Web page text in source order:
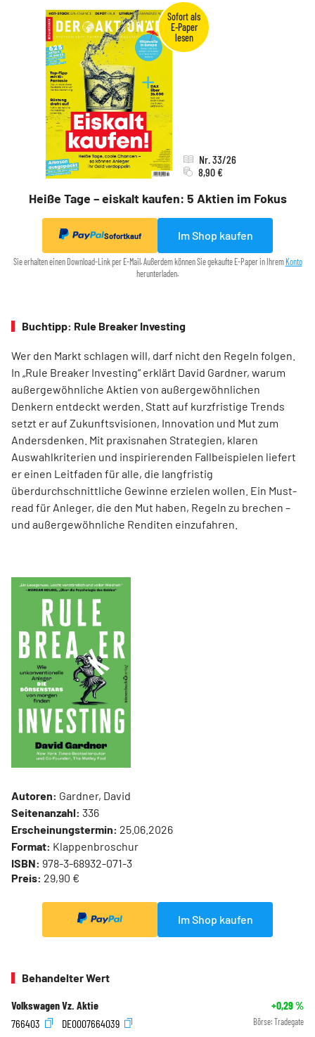
Heiße Tage – eiskalt kaufen: 5 Aktien im Fokus
Nr. 33/26
8,90 €
Sofortkauf Im Shop kaufen
Sie erhalten einen Download-Link per E-Mail. Außerdem können Sie gekaufte E-Paper in Ihrem Konto
herunterladen.
Buchtipp: Rule Breaker Investing
Wer den Markt schlagen will, darf nicht den Regeln folgen.
In „Rule Breaker Investing“ erklärt David Gardner, warum
außergewöhnliche Aktien von außer­gewöhnlichen
Denkern entdeckt werden. Statt auf kurzfristige Trends
setzt er auf Zukunftsvisionen, Innovation und Mut zum
Andersdenken. Mit praxisnahen Strategien, klaren
Auswahlkriterien und inspirierenden Fallbeispielen liefert
er einen Leit­faden für alle, die langfristig
überdurchschnittliche Gewinne erzielen wollen. Ein Must-
read für Anleger, die den Mut haben, Regeln zu brechen –
und außergewöhnliche Renditen einzufahren.
Autoren: Gardner, David
Seitenanzahl: 336
Erscheinungstermin: 25.06.2026
Format: Klappenbroschur
ISBN: 978-3-68932-071-3
Preis: 29,90 €
Im Shop kaufen
Behandelter Wert
Volkswagen Vz. Aktie +0,29%
766403
DE0007664039 Börse: Tradegate